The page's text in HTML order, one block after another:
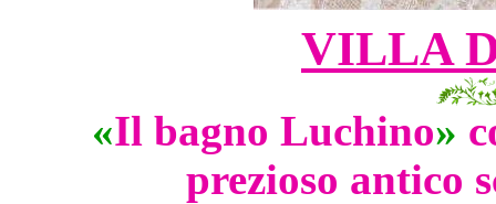
VILLA
«Il bagno Luchino»
prezioso antico